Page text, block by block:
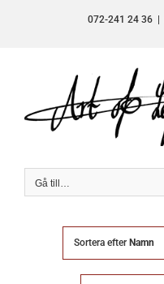
072-241 24 36
Gå till…
Sortera efter Namn